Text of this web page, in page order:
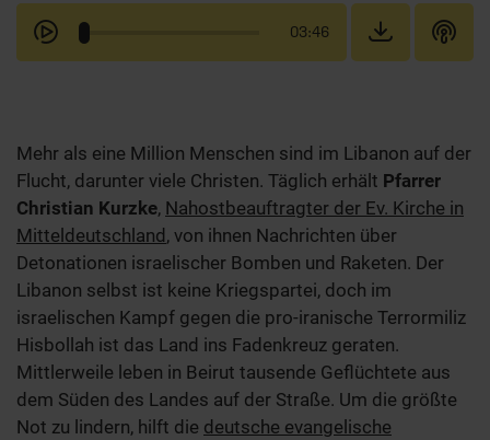
03:46
Mehr als eine Million Menschen sind im Libanon auf der
Flucht, darunter viele Christen. Täglich erhält Pfarrer
Christian Kurzke, Nahostbeauftragter der Ev. Kirche in
Mitteldeutschland , von ihnen Nachrichten über
Detonationen israelischer Bomben und Raketen. Der
Libanon selbst ist keine Kriegspartei, doch im
israelischen Kampf gegen die pro-iranische Terrormiliz
Hisbollah ist das Land ins Fadenkreuz geraten.
Mittlerweile leben in Beirut tausende Geflüchtete aus
dem Süden des Landes auf der Straße. Um die größte
Not zu lindern, hilft die deutsche evangelische